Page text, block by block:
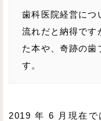
歯科医院経営につ
流れだと納得です
た本や、奇跡の歯
す。
2019 年 6 月現在で